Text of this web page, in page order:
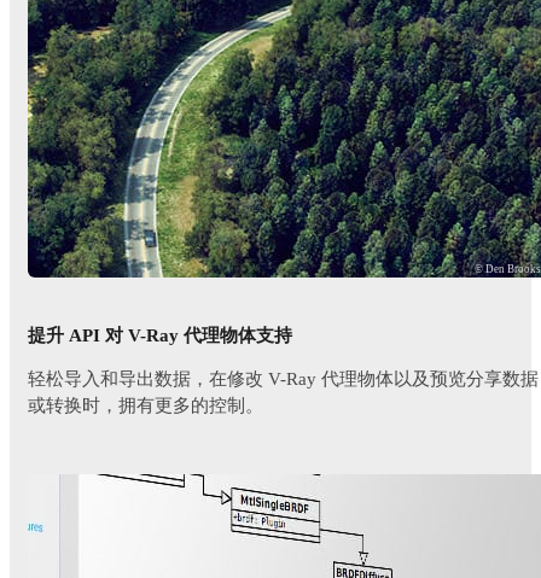
© Den Brooks
提升 API 对 V-Ray 代理物体支持
轻松导入和导出数据，在修改 V-Ray 代理物体以及预览分享数据
或转换时，拥有更多的控制。